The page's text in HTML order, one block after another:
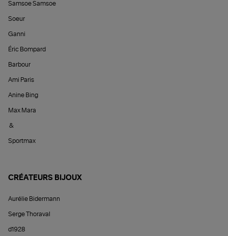
Samsoe Samsoe
Soeur
Ganni
Éric Bompard
Barbour
Ami Paris
Anine Bing
Max Mara
&
Sportmax
CRÉATEURS BIJOUX
Aurélie Bidermann
Serge Thoraval
d1928